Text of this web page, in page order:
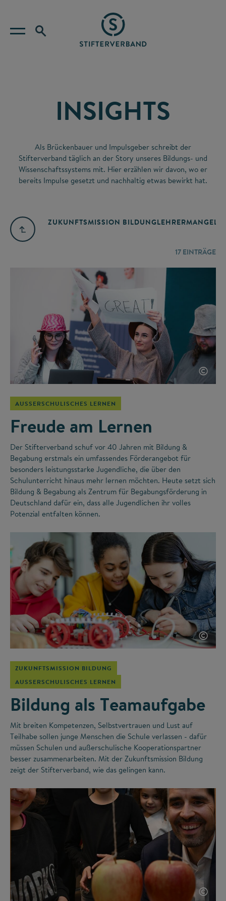
INSIGHTS
Als Brückenbauer und Impulsgeber schreibt der
Stifterverband täglich an der Story unseres Bildungs- und
Wissenschaftssystems mit. Hier erzählen wir davon, wo er
bereits Impulse gesetzt und nachhaltig etwas bewirkt hat.
ZUKUNFTSMISSION BILDUNGLEHRERMANGEL
17 EINTRÄGE
©
AUSSERSCHULISCHES LERNEN
Freude am Lernen
Der Stifterverband schuf vor 40 Jahren mit Bildung &
Begabung erstmals ein umfassendes Förderangebot für
besonders leistungsstarke Jugendliche, die über den
Schulunterricht hinaus mehr lernen möchten. Heute setzt sich
Bildung & Begabung als Zentrum für Begabungsförderung in
Deutschland dafür ein, dass alle Jugendlichen ihr volles
Potenzial entfalten können.
©
ZUKUNFTSMISSION BILDUNG
AUSSERSCHULISCHES LERNEN
Bildung als Teamaufgabe
Mit breiten Kompetenzen, Selbstvertrauen und Lust auf
Teilhabe sollen junge Menschen die Schule verlassen - dafür
müssen Schulen und außerschulische Kooperationspartner
besser zusammenarbeiten. Mit der Zukunftsmission Bildung
zeigt der Stifterverband, wie das gelingen kann.
©